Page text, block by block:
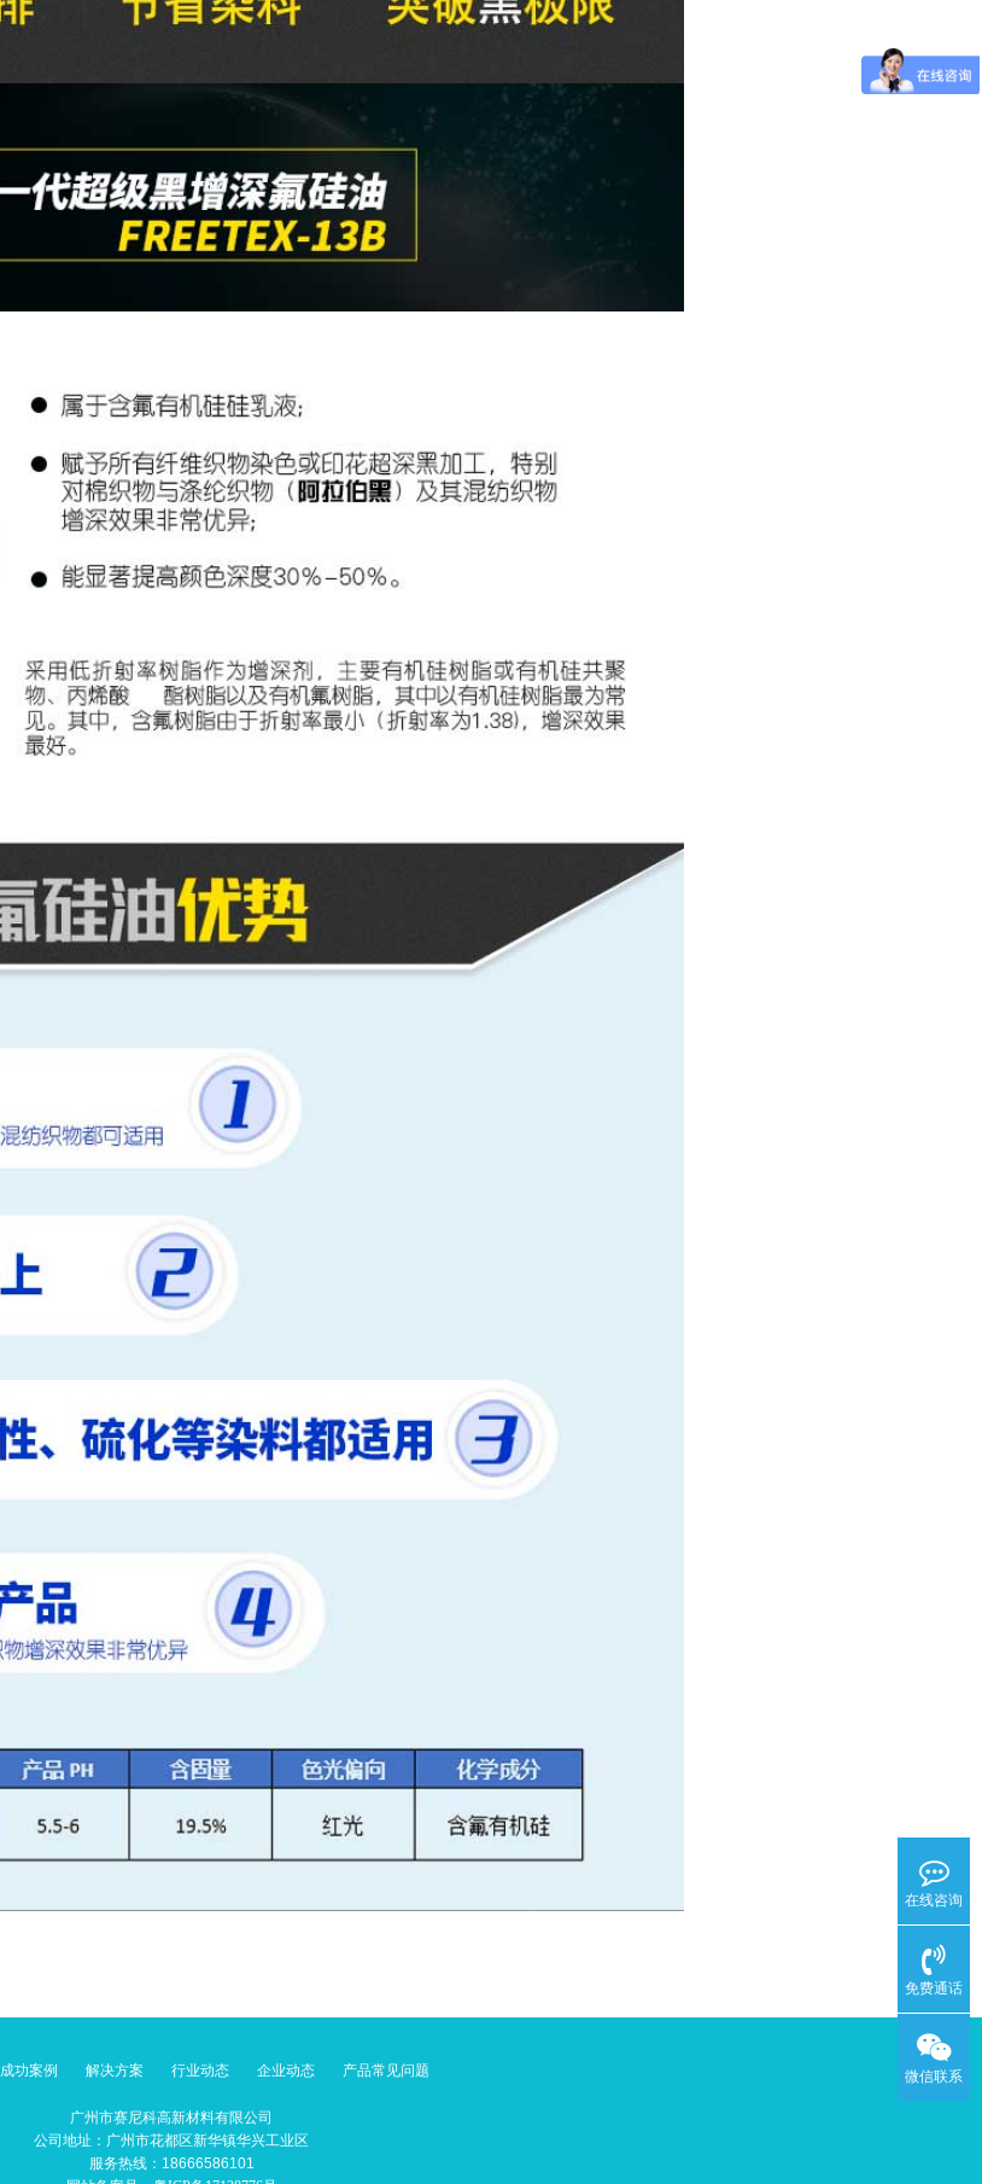
成功案例 解决方案 行业动态 企业动态 产品常见问题
广州市赛尼科高新材料有限公司
公司地址：广州市花都区新华镇华兴工业区
服务热线：18666586101
在线咨询
免费通话
微信联系